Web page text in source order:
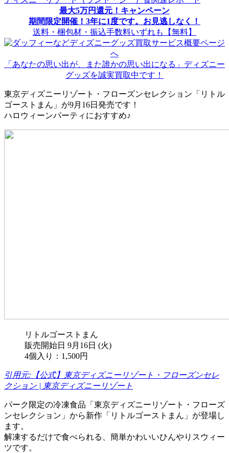
最大5万円還元！キャンペーン
期間限定開催！3年に1度です。お見逃しなく！
送料・梱包材・振込手数料いずれも【無料】
「あなたの思い出が、また誰かの思い出になる」ディズニー
グッズを誠実買取中です！
東京ディズニーリゾート・フローズンセレクション「リトル
ゴーストまん」が9月16日発売です！
ハロウィーンパーティにおすすめ♪
リトルゴーストまん
販売開始日 9月16日 (火)
4個入り：1,500円
引用元:【公式】東京ディズニーリゾート・フローズンセレ
クション | 東京ディズニーリゾート
パーク限定の冷凍食品「東京ディズニーリゾート・フローズ
ンセレクション」から新作「リトルゴーストまん」が登場し
ます。
解凍するだけで食べられる、簡単かわいいひんやりスウィー
ツです。